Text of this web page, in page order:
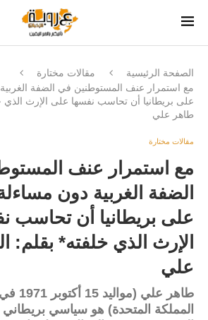
الصفحة الرئيسية
مقالات مختارة
مع استمرار عنف المستوطنين في الضفة
على بريطانيا أن تحاسب نفسها على الإرث الذي
طاهر علي
مقالات مختارة
مع استمرار عنف
الضفة الغربية دون
على بريطانيا أن تحاسب
الإرث الذي خلفته* بقلم:
علي
طاهر
المملكة المتحدة) هو سياسي